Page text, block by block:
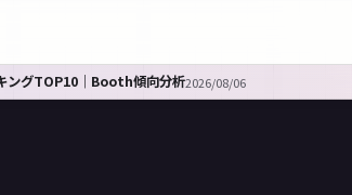
ングTOP10｜Booth傾向分析2026/08/06